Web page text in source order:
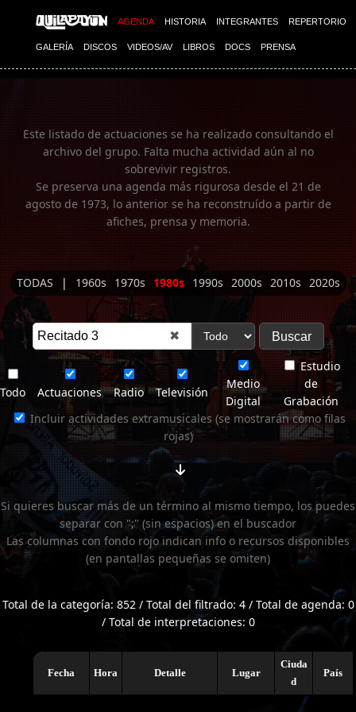
AGENDA HISTORIA INTEGRANTES REPERTORIO
GALERÍA DISCOS VIDEOS/AV LIBROS DOCS PRENSA
Imagen 01
Este listado de actuaciones se ha realizado consultando el
archivo del grupo. Falta mucha actividad aún al no
sobrevivir registros.
Se preserva una agenda más rigurosa desde el 21 de
agosto de 1973, lo anterior se ha reconstruído a partir de
afiches, prensa y memoria.
TODAS | 1960s 1970s 1980s 1990s 2000s 2010s 2020s
✖
Todo Actuaciones Radio Televisión
Medio
Digital
Estudio
de
Grabación
Incluir actividades extramusicales (se mostrarán como filas
rojas)
Si quieres buscar más de un término al mismo tiempo, los puedes
separar con ";" (sin espacios) en el buscador
Las columnas con fondo rojo indican info o recursos disponibles
(en pantallas pequeñas se omiten)
Total de la categoría: 852 / Total del filtrado: 4 / Total de agenda: 0
/ Total de interpretaciones: 0
Fecha Hora Detalle Lugar
Ciuda
d
País